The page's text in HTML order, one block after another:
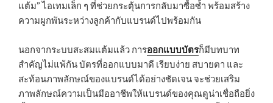
แต้ม” ไอเทมเล็ก ๆ ที่ช่วยกระตุ้นการกลับมาซื้อซ้ำ พร้อมสร้าง
ความผูกพันระหว่างลูกค้ากับแบรนด์ไปพร้อมกัน
นอกจากระบบสะสมแต้มแล้ว การออกแบบบัตรก็มีบทบาท
สำคัญไม่แพ้กัน บัตรที่ออกแบบมาดี เรียบง่าย สบายตา และ
สะท้อนภาพลักษณ์ของแบรนด์ได้อย่างชัดเจน จะช่วยเสริม
ภาพลักษณ์ความเป็นมืออาชีพให้แบรนด์ของคุณดูน่าเชื่อถือยิ่ง